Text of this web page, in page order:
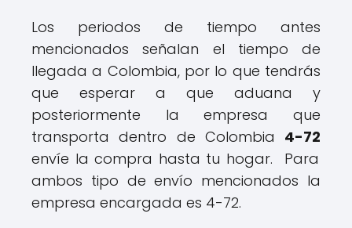
Los periodos de tiempo antes
mencionados señalan el tiempo de
llegada a Colombia, por lo que tendrás
que esperar a que aduana y
posteriormente la empresa que
transporta dentro de Colombia 4-72
envíe la compra hasta tu hogar. Para
ambos tipo de envío mencionados la
empresa encargada es 4-72.